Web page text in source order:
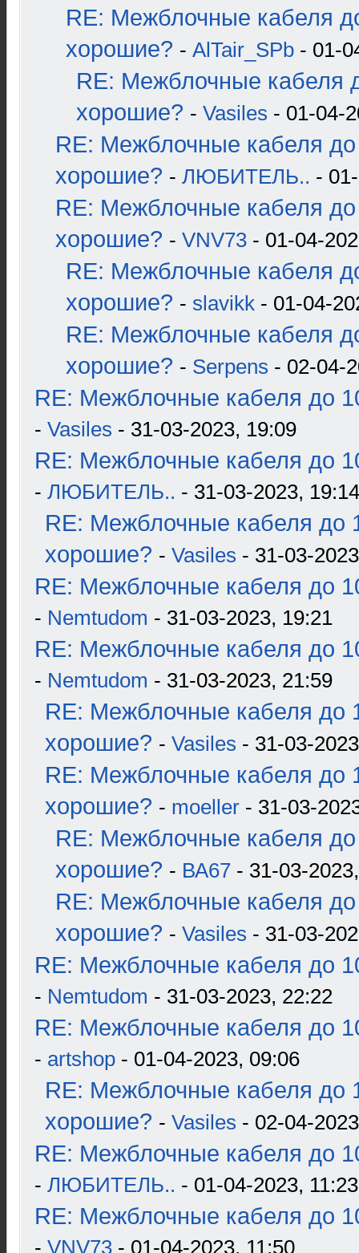
RE: Межблочные кабеля
хорошие? - AlTair_SPb - 01-
RE: Межблочные кабеля
хорошие? - Vasiles - 01-04-
RE: Межблочные кабеля до
хорошие? - ЛЮБИТЕЛЬ.. -
RE: Межблочные кабеля до
хорошие? - VNV73 - 01-04-
RE: Межблочные кабеля
хорошие? - slavikk - 01-04-
RE: Межблочные кабеля
хорошие? - Serpens - 02-04-
RE: Межблочные кабеля до
- Vasiles - 31-03-2023, 19:09
RE: Межблочные кабеля до
- ЛЮБИТЕЛЬ.. - 31-03-2023, 19:14
RE: Межблочные кабеля до
хорошие? - Vasiles - 31-03-
RE: Межблочные кабеля до
- Nemtudom - 31-03-2023, 19:21
RE: Межблочные кабеля до
- Nemtudom - 31-03-2023, 21:59
RE: Межблочные кабеля до
хорошие? - Vasiles - 31-03-
RE: Межблочные кабеля до
хорошие? - moeller - 31-03-
RE: Межблочные кабеля до
хорошие? - ВА67 - 31-03-
RE: Межблочные кабеля до
хорошие? - Vasiles - 31-03-
RE: Межблочные кабеля до
- Nemtudom - 31-03-2023, 22:22
RE: Межблочные кабеля до
- artshop - 01-04-2023, 09:06
RE: Межблочные кабеля до
хорошие? - Vasiles - 02-04-
RE: Межблочные кабеля до
- ЛЮБИТЕЛЬ.. - 01-04-2023, 11:23
RE: Межблочные кабеля до
- VNV73 - 01-04-2023, 11:50